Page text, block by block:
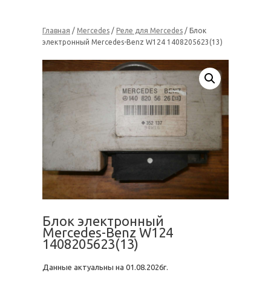
Главная / Mercedes / Реле для Mercedes / Блок
электронный Mercedes-Benz W124 1408205623(13)
Блок электронный
Mercedes-Benz W124
1408205623(13)
Данные актуальны на 01.08.2026г.